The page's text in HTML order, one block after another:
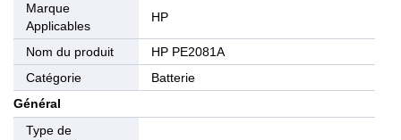
Marque
Applicables
HP
Nom du produit
HP PE2081A
Catégorie
Batterie
Général
Type de